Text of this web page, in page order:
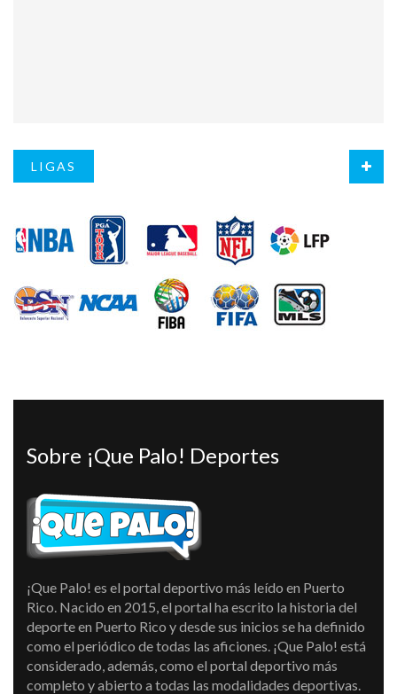
LIGAS
Sobre ¡Que Palo! Deportes
¡Que Palo! es el portal deportivo más leído en Puerto
Rico. Nacido en 2015, el portal ha escrito la historia del
deporte en Puerto Rico y desde sus inicios se ha definido
como el periódico de todas las aficiones. ¡Que Palo! está
considerado, además, como el portal deportivo más
completo y abierto a todas las modalidades deportivas.